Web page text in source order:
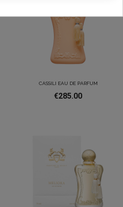
CASSILI EAU DE PARFUM
€285.00